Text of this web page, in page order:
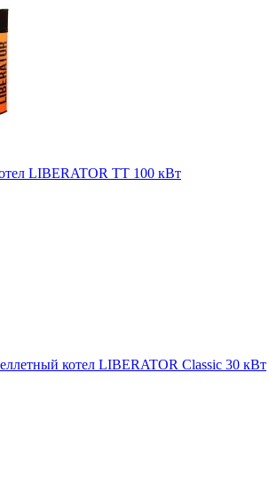
LIBERATOR ТТ 100 кВт
котел LIBERATOR Classic 30 кВт